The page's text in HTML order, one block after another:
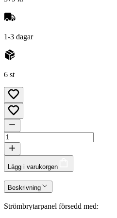
1-3 dagar
6 st
Lägg i varukorgen
Beskrivning
Strömbrytarpanel försedd med: